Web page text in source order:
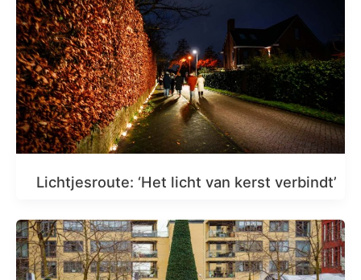
Lichtjesroute: ‘Het licht van kerst verbindt’